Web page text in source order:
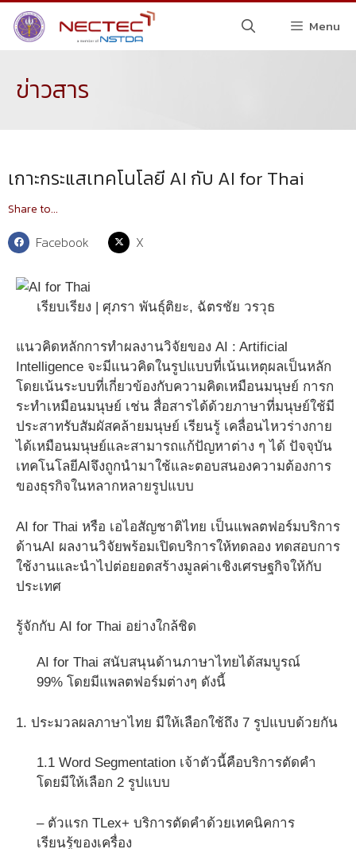
Menu
ข่าวสาร
เกาะกระแสเทคโนโลยี AI กับ AI for Thai
Share to...
Facebook X
เรียบเรียง | ศุภรา พันธุ์ติยะ, ฉัตรชัย วรวุธ
แนวคิดหลักการทำผลงานวิจัยของ AI : Artificial
Intelligence จะมีแนวคิดในรูปแบบที่เน้นเหตุผลเป็นหลัก
โดยเน้นระบบที่เกี่ยวข้องกับความคิดเหมือนมนุษย์ การก
ระทำเหมือนมนุษย์ เช่น สื่อสารได้ด้วยภาษาที่มนุษย์ใช้มี
ประสาทรับสัมผัสคล้ายมนุษย์ เรียนรู้ เคลื่อนไหวร่างกาย
ได้เหมือนมนุษย์และสามารถแก้ปัญหาต่าง ๆ ได้ ปัจจุบัน
เทคโนโลยีAIจึงถูกนำมาใช้และตอบสนองความต้องการ
ของธุรกิจในหลากหลายรูปแบบ
AI for Thai หรือ เอไอสัญชาติไทย เป็นแพลตฟอร์มบริการ
ด้านAI ผลงานวิจัยพร้อมเปิดบริการให้ทดลอง ทดสอบการ
ใช้งานและนำไปต่อยอดสร้างมูลค่าเชิงเศรษฐกิจให้กับ
ประเทศ
รู้จักกับ AI for Thai อย่างใกล้ชิด
AI for Thai สนับสนุนด้านภาษาไทยได้สมบูรณ์
99% โดยมีแพลตฟอร์มต่างๆ ดังนี้
1. ประมวลผลภาษาไทย มีให้เลือกใช้ถึง 7 รูปแบบด้วยกัน
1.1 Word Segmentation เจ้าตัวนี้คือบริการตัดคำ
โดยมีให้เลือก 2 รูปแบบ
– ตัวแรก TLex+ บริการตัดคำด้วยเทคนิคการ
เรียนรู้ของเครื่อง